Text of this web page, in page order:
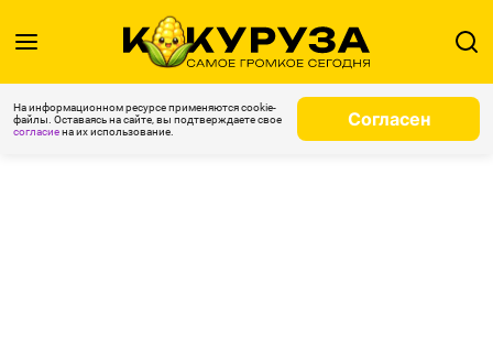
На информационном ресурсе применяются cookie-
файлы. Оставаясь на сайте, вы подтверждаете свое
согласиена их использование.
Согласен